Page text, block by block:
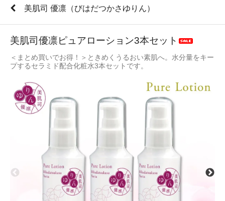
美肌司 優凛（びはだつかさゆりん）
美肌司優凛ピュアローション3本セット
＜まとめ買いでお得！＞ときめくうるおい素肌へ。水分量をキー
プするセラミド配合化粧水3本セットです。